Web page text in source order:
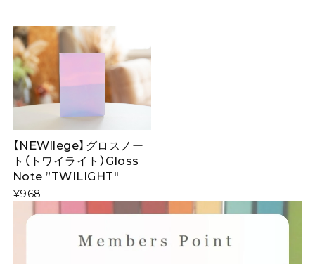
【NEWllege】グロスノー
ト（トワイライト）Gloss
Note ”TWILIGHT"
¥968